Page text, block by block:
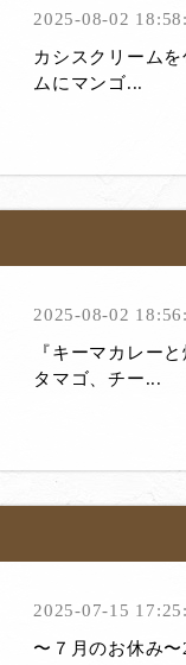
2025-08-02
カシスクリーム
ムにマンゴ...
2025-08-02
『キーマカレー
タマゴ、チー...
2025-07-15
〜７月のお休み